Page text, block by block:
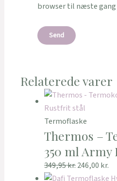
browser til næste
Relaterede varer
Termoflaske
Thermos –
350 ml
349,95kr.246,00 kr.